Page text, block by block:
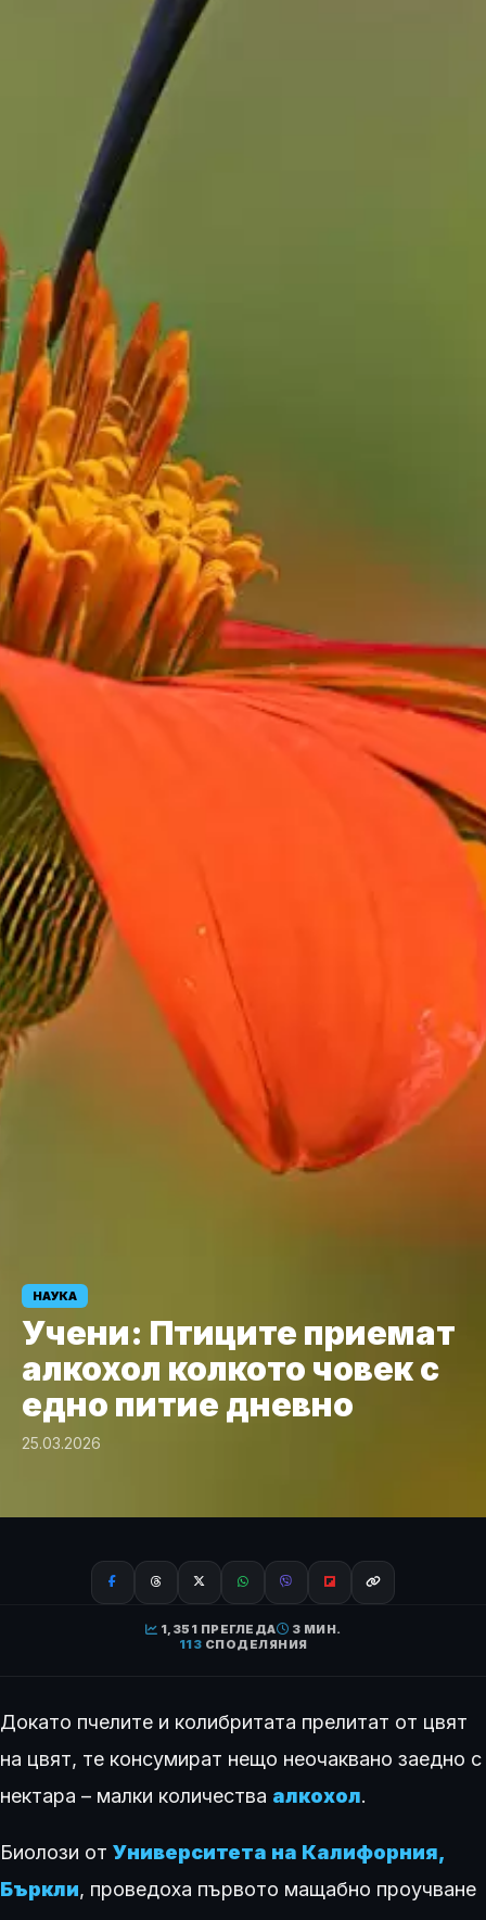
НАУКА
Учени: Птиците приемат
алкохол колкото човек с
едно питие дневно
25.03.2026
1,351 ПРЕГЛЕДА
3 МИН.
113 СПОДЕЛЯНИЯ
Докато пчелите и колибритата прелитат от цвят
на цвят, те консумират нещо неочаквано заедно с
нектара – малки количества алкохол.
Биолози от Университета на Калифорния,
Бъркли, проведоха първото мащабно проучване